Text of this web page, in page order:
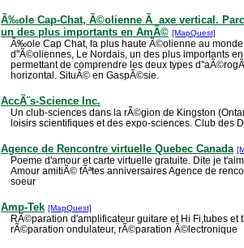
Ã‰ole Cap-Chat, Ã©olienne Ã axe vertical.
un des plus importants en AmÃ© [MapQuest]
Ã‰ole Cap Chat, la plus haute Ã©olienne au
d''Ã©oliennes, Le Nordais, un des plus importants
permettant de comprendre les deux types
horizontal. SituÃ© en GaspÃ©sie.
AccÃ¨s-Science Inc.
Un club-sciences dans la rÃ©gion de Kingston
loisirs scientifiques et des expo-sciences. Club des
Agence de Rencontre virtuelle Quebec Canada
Poeme d'amour et carte virtuelle gratuite. Dite je
Amour amitiÃ© fÃªtes anniversaires Agence de
soeur
Amp-Tek [MapQuest]
RÃ©paration d'amplificateur guitare et Hi Fi,tubes et
rÃ©paration ondulateur, rÃ©paration Ã©lectronique